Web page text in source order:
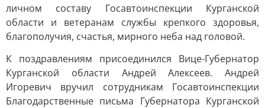
личном составу Госавтоинспекции Курганской
области и ветеранам службы крепкого здоровья,
благополучия, счастья, мирного неба над головой.
К поздравлениям присоединился Вице-Губернатор
Курганской области Андрей Алексеев. Андрей
Игоревич вручил сотрудникам Госавтоинспекции
Благодарственные письма Губернатора Курганской